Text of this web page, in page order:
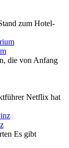
zum Hotel-
die von Anfang
Netflix hat
Es gibt